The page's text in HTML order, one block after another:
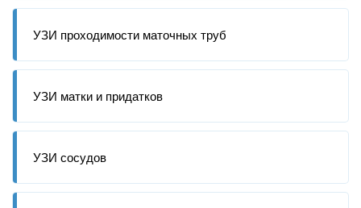
УЗИ проходимости маточных труб
УЗИ матки и придатков
УЗИ сосудов